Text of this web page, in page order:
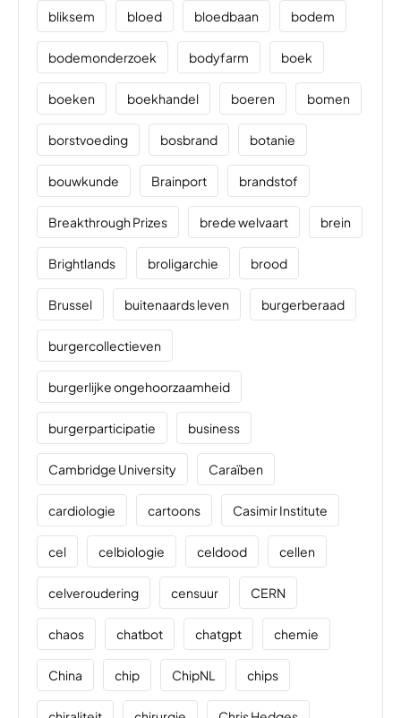
bliksem bloed bloedbaan bodem
bodemonderzoek bodyfarm boek
boeken boekhandel boeren bomen
borstvoeding bosbrand botanie
bouwkunde Brainport brandstof
Breakthrough Prizes brede welvaart brein
Brightlands broligarchie brood
Brussel buitenaards leven burgerberaad
burgercollectieven
burgerlijke ongehoorzaamheid
burgerparticipatie business
Cambridge University Caraïben
cardiologie cartoons Casimir Institute
cel celbiologie celdood cellen
celveroudering censuur CERN
chaos chatbot chatgpt chemie
China chip ChipNL chips